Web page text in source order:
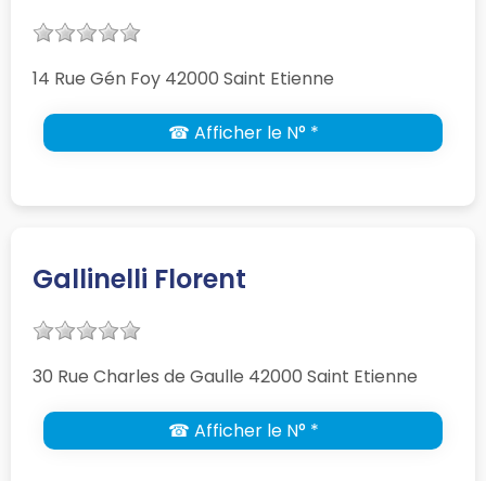
14 Rue Gén Foy 42000 Saint Etienne
☎ Afficher le N° *
Gallinelli Florent
30 Rue Charles de Gaulle 42000 Saint Etienne
☎ Afficher le N° *